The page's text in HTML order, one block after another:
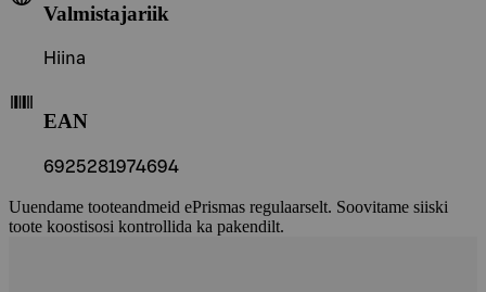
Valmistajariik
Hiina
EAN
6925281974694
Uuendame tooteandmeid ePrismas regulaarselt. Soovitame siiski
toote koostisosi kontrollida ka pakendilt.